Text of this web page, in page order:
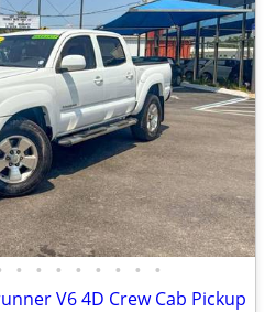
• • • • • • • •
V6 4D Crew Cab Pickup